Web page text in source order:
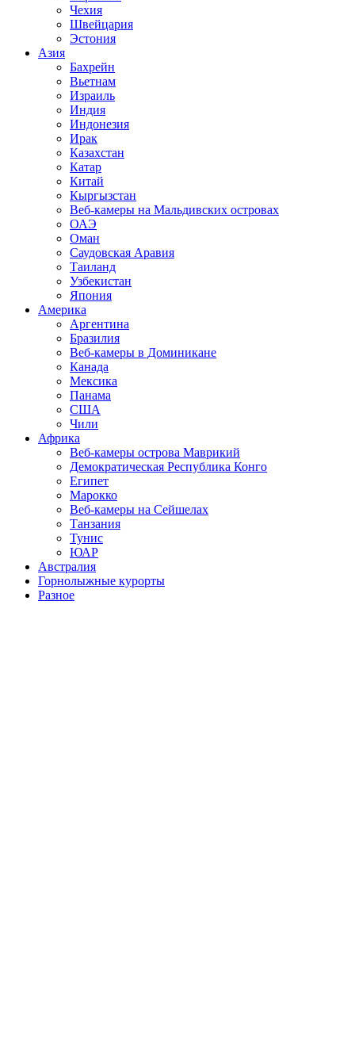
Чехия
Швейцария
Эстония
Азия
Бахрейн
Вьетнам
Израиль
Индия
Индонезия
Ирак
Казахстан
Катар
Китай
Кыргызстан
Веб-камеры на Мальдивских островах
ОАЭ
Оман
Саудовская Аравия
Таиланд
Узбекистан
Япония
Америка
Аргентина
Бразилия
Веб-камеры в Доминикане
Канада
Мексика
Панама
США
Чили
Африка
Веб-камеры острова Маврикий
Демократическая Республика Конго
Египет
Марокко
Веб-камеры на Сейшелах
Танзания
Тунис
ЮАР
Австралия
Горнолыжные курорты
Разное